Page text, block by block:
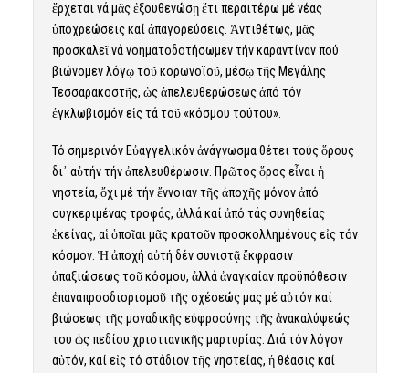
ἔρχεται νά μᾶς ἐξουθενώσῃ ἔτι περαιτέρω μέ νέας
ὑποχρεώσεις καί ἀπαγορεύσεις. Ἀντιθέτως, μᾶς
προσκαλεῖ νά νοηματοδοτήσωμεν τήν καραντίναν πού
βιώνομεν λόγῳ τοῦ κορωνοϊοῦ, μέσῳ τῆς Μεγάλης
Τεσσαρακοστῆς, ὡς ἀπελευθερώσεως ἀπό τόν
ἐγκλωβισμόν εἰς τά τοῦ «κόσμου τούτου».
Τό σημερινόν Εὐαγγελικόν ἀνάγνωσμα θέτει τούς ὅρους
δι᾽ αὐτήν τήν ἀπελευθέρωσιν. Πρῶτος ὅρος εἶναι ἡ
νηστεία, ὄχι μέ τήν ἔννοιαν τῆς ἀποχῆς μόνον ἀπό
συγκεριμένας τροφάς, ἀλλά καί ἀπό τάς συνηθείας
ἐκείνας, αἱ ὁποῖαι μᾶς κρατοῦν προσκολλημένους εἰς τόν
κόσμον. Ἡ ἀποχή αὐτή δέν συνιστᾷ ἔκφρασιν
ἀπαξιώσεως τοῦ κόσμου, ἀλλά ἀναγκαίαν προϋπόθεσιν
ἐπαναπροσδιορισμοῦ τῆς σχέσεώς μας μέ αὐτόν καί
βιώσεως τῆς μοναδικῆς εὐφροσύνης τῆς ἀνακαλύψεώς
του ὡς πεδίου χριστιανικῆς μαρτυρίας. Διά τόν λόγον
αὐτόν, καί εἰς τό στάδιον τῆς νηστείας, ἡ θέασις καί